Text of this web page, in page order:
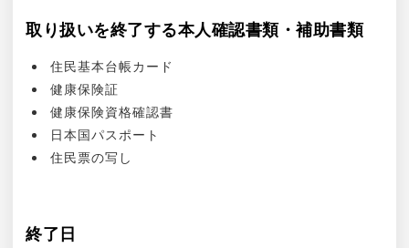
取り扱いを終了する本人確認書類・補助書類
住民基本台帳カード
健康保険証
健康保険資格確認書
日本国パスポート
住民票の写し
終了日